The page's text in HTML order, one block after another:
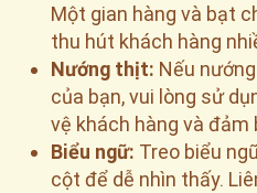
Một gian hàng và bạt
thu hút khách hàng
Nướng thịt: Nếu
của bạn, vui lòng sử
vệ khách hàng và đảm
Biểu ngữ: Treo biểu
cột để dễ nhìn thấy.